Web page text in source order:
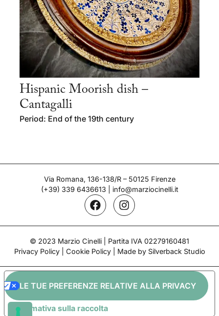
Hispanic Moorish dish –
Cantagalli
Period: End of the 19th century
Via Romana, 136-138/R – 50125 Firenze
(+39) 339 6436613
info@marziocinelli.it
© 2023 Marzio Cinelli | Partita IVA 02279160481
Privacy Policy| Cookie Policy| Made by Silverback Studio
Informativa sulla raccolta
LE TUE PREFERENZE RELATIVE ALLA PRIVACY